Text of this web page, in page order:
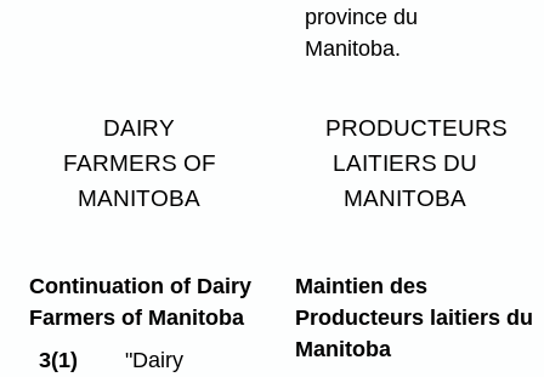
province du
Manitoba.
DAIRY
FARMERS OF
MANITOBA
PRODUCTEURS
LAITIERS DU
MANITOBA
Continuation of Dairy
Farmers of Manitoba
3(1)
"Dairy
Maintien des
Producteurs laitiers du
Manitoba